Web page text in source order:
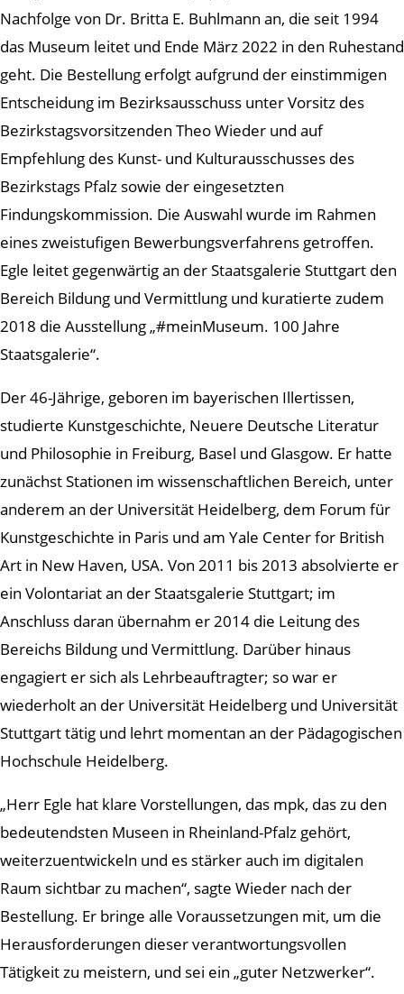
Nachfolge von Dr. Britta E. Buhlmann an, die seit 1994
das Museum leitet und Ende März 2022 in den Ruhestand
geht. Die Bestellung erfolgt aufgrund der einstimmigen
Entscheidung im Bezirksausschuss unter Vorsitz des
Bezirkstagsvorsitzenden Theo Wieder und auf
Empfehlung des Kunst- und Kulturausschusses des
Bezirkstags Pfalz sowie der eingesetzten
Findungskommission. Die Auswahl wurde im Rahmen
eines zweistufigen Bewerbungsverfahrens getroffen.
Egle leitet gegenwärtig an der Staatsgalerie Stuttgart den
Bereich Bildung und Vermittlung und kuratierte zudem
2018 die Ausstellung „#meinMuseum. 100 Jahre
Staatsgalerie“.
Der 46-Jährige, geboren im bayerischen Illertissen,
studierte Kunstgeschichte, Neuere Deutsche Literatur
und Philosophie in Freiburg, Basel und Glasgow. Er hatte
zunächst Stationen im wissenschaftlichen Bereich, unter
anderem an der Universität Heidelberg, dem Forum für
Kunstgeschichte in Paris und am Yale Center for British
Art in New Haven, USA. Von 2011 bis 2013 absolvierte er
ein Volontariat an der Staatsgalerie Stuttgart; im
Anschluss daran übernahm er 2014 die Leitung des
Bereichs Bildung und Vermittlung. Darüber hinaus
engagiert er sich als Lehrbeauftragter; so war er
wiederholt an der Universität Heidelberg und Universität
Stuttgart tätig und lehrt momentan an der Pädagogischen
Hochschule Heidelberg.
„Herr Egle hat klare Vorstellungen, das mpk, das zu den
bedeutendsten Museen in Rheinland-Pfalz gehört,
weiterzuentwickeln und es stärker auch im digitalen
Raum sichtbar zu machen“, sagte Wieder nach der
Bestellung. Er bringe alle Voraussetzungen mit, um die
Herausforderungen dieser verantwortungsvollen
Tätigkeit zu meistern, und sei ein „guter Netzwerker“.